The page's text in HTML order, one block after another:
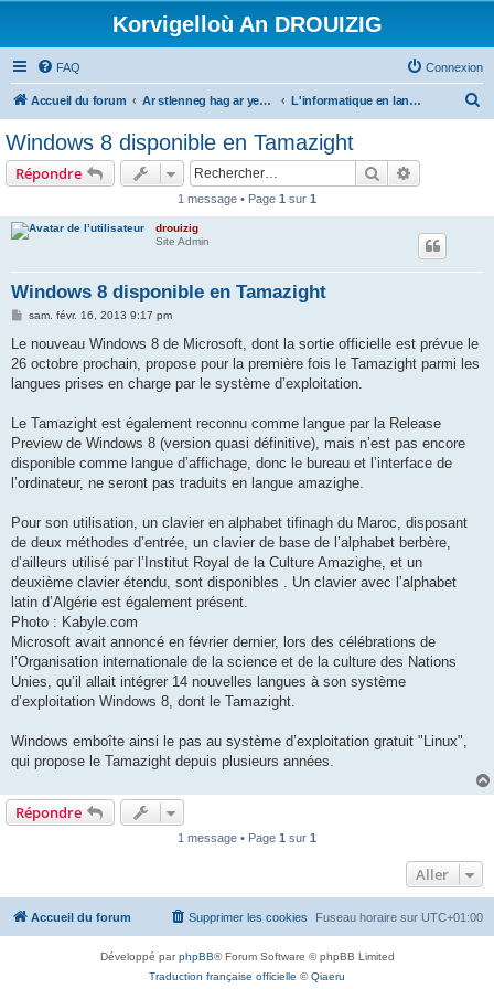
Korvigelloù An DROUIZIG
FAQ Connexion
Accueil du forum Ar stlenneg hag ar yezhoù bihan er bed a-bezh L'informatique en langues régionales et minoritaires
Windows 8 disponible en Tamazight
Répondre Rechercher
1 message • Page 1 sur 1
drouizig
Site Admin
Windows 8 disponible en Tamazight
M
s
a
g
sam. févr. 16, 2013 9:17 pm
Le nouveau Windows 8 de Microsoft, dont la sortie officielle est prévue le
26 octobre prochain, propose pour la première fois le Tamazight parmi les
langues prises en charge par le système d’exploitation.
Le Tamazight est également reconnu comme langue par la Release
Preview de Windows 8 (version quasi définitive), mais n’est pas encore
disponible comme langue d’affichage, donc le bureau et l’interface de
l’ordinateur, ne seront pas traduits en langue amazighe.
Pour son utilisation, un clavier en alphabet tifinagh du Maroc, disposant
de deux méthodes d’entrée, un clavier de base de l’alphabet berbère,
d’ailleurs utilisé par l’Institut Royal de la Culture Amazighe, et un
deuxième clavier étendu, sont disponibles . Un clavier avec l’alphabet
latin d’Algérie est également présent.
Photo : Kabyle.com
Microsoft avait annoncé en février dernier, lors des célébrations de
l’Organisation internationale de la science et de la culture des Nations
Unies, qu’il allait intégrer 14 nouvelles langues à son système
d’exploitation Windows 8, dont le Tamazight.
Windows emboîte ainsi le pas au système d’exploitation gratuit "Linux",
qui propose le Tamazight depuis plusieurs années.
Répondre
1 message • Page 1 sur 1
Aller
Accueil du forum Fuseau horaire sur UTC+01:00
Supprimer les cookies
Développé parphpBB® Forum Software © phpBB Limited
Traduction française officielle ©Qiaeru